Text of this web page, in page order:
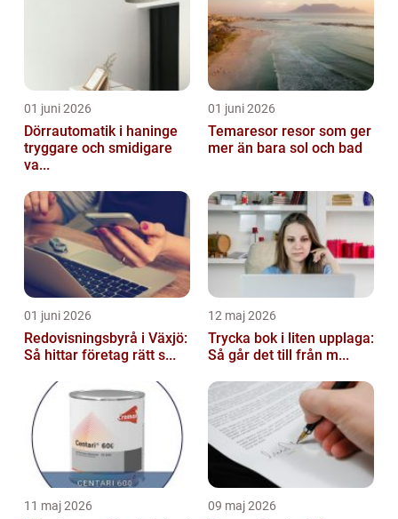
01 juni 2026
Dörrautomatik i haninge
tryggare och smidigare
va...
01 juni 2026
Temaresor resor som ger
mer än bara sol och bad
01 juni 2026
Redovisningsbyrå i Växjö:
Så hittar företag rätt s...
12 maj 2026
Trycka bok i liten upplaga:
Så går det till från m...
11 maj 2026 09 maj 2026